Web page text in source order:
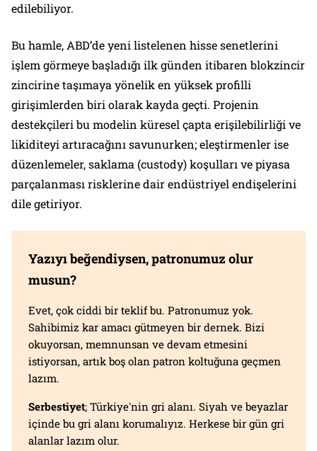
edilebiliyor.
Bu hamle, ABD’de yeni listelenen hisse senetlerini
işlem görmeye başladığı ilk günden itibaren blokzincir
zincirine taşımaya yönelik en yüksek profilli
girişimlerden biri olarak kayda geçti. Projenin
destekçileri bu modelin küresel çapta erişilebilirliği ve
likiditeyi artıracağını savunurken; eleştirmenler ise
düzenlemeler, saklama (custody) koşulları ve piyasa
parçalanması risklerine dair endüstriyel endişelerini
dile getiriyor.
Yazıyı beğendiysen, patronumuz olur
musun?
Evet, çok ciddi bir teklif bu. Patronumuz yok.
Sahibimiz kar amacı gütmeyen bir dernek. Bizi
okuyorsan, memnunsan ve devam etmesini
istiyorsan, artık boş olan patron koltuğuna geçmen
lazım.
Serbestiyet; Türkiye'nin gri alanı. Siyah ve beyazlar
içinde bu gri alanı korumalıyız. Herkese bir gün gri
alanlar lazım olur.